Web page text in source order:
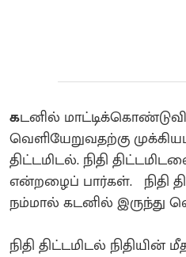
கடனில்
வெளியேறுவதற்கு
திட்டமிடல். நிதி
என்றழைப் பார்கள். நிதி
நம்மால் கடனில் இருந்து
நிதி திட்டமிடல்